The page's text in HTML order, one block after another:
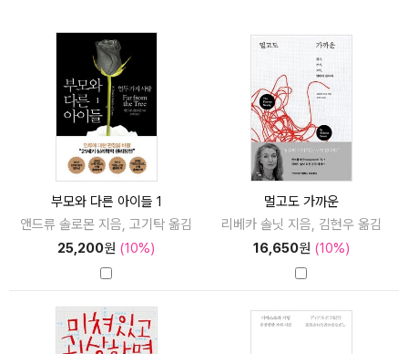
부모와 다른 아이들 1
앤드류 솔로몬 지음, 고기탁 옮김
25,200원 (10%)
멀고도 가까운
리베카 솔닛 지음, 김현우 옮김
16,650원 (10%)